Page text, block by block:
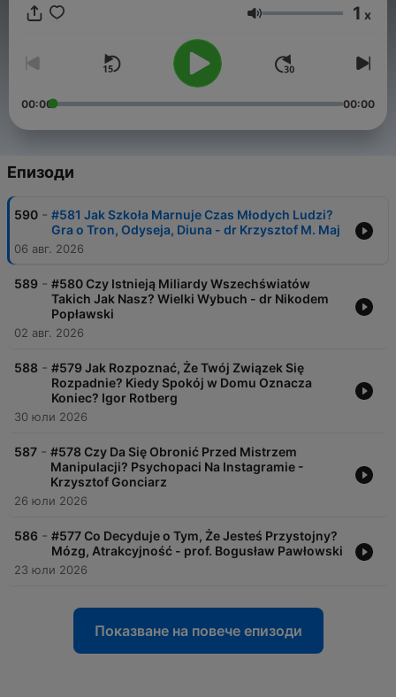
Nagrywanie tego w formie podcastu to dla mnie kilka pieczeni
razem ze mną. Na co dzień dostarczam rozwiązania user
experience dla startup'u finansowego ze stanów, analizuje i
poprawiam swoje funkcjonowanie oraz osobowość. W
przeszłości przedsiębiorca (w sumie nadal przedsiębiorca) i
Сила на звука
1 x
00:00 00:00
Епизоди
590 - #581 Jak Szkoła Marnuje Czas Młodych Ludzi?
Gra o Tron, Odyseja, Diuna - dr Krzysztof M. Maj
06 авг. 2026
589 - #580 Czy Istnieją Miliardy Wszechświatów
Takich Jak Nasz? Wielki Wybuch - dr Nikodem
Popławski
02 авг. 2026
588 - #579 Jak Rozpoznać, Że Twój Związek Się
Rozpadnie? Kiedy Spokój w Domu Oznacza
Koniec? Igor Rotberg
30 юли 2026
587 - #578 Czy Da Się Obronić Przed Mistrzem
Manipulacji? Psychopaci Na Instagramie -
Krzysztof Gonciarz
26 юли 2026
586 - #577 Co Decyduje o Tym, Że Jesteś Przystojny?
Mózg, Atrakcyjność - prof. Bogusław Pawłowski
23 юли 2026
Показване на повече епизоди